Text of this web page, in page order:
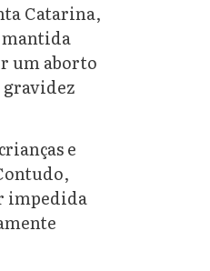
Catarina,
mantida
um aborto
gravidez
e
impedida